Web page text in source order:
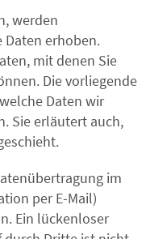
werden
Daten erhoben.
mit denen Sie
Die vorliegende
Daten wir
Sie erläutert auch,
im
per E-Mail)
Ein lückenloser